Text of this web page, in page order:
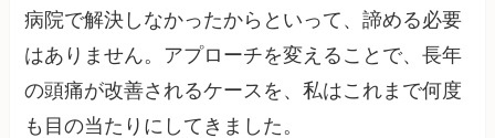
病院で解決しなかったからといって、諦める必要
はありません。アプローチを変えることで、長年
の頭痛が改善されるケースを、私はこれまで何度
も目の当たりにしてきました。